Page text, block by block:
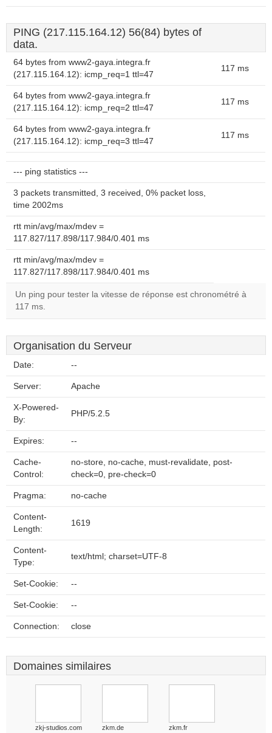
PING (217.115.164.12) 56(84) bytes of
data.
64 bytes from www2-gaya.integra.fr
(217.115.164.12): icmp_req=1 ttl=47
117 ms
64 bytes from www2-gaya.integra.fr
(217.115.164.12): icmp_req=2 ttl=47
117 ms
64 bytes from www2-gaya.integra.fr
(217.115.164.12): icmp_req=3 ttl=47
117 ms
--- ping statistics ---
3 packets transmitted, 3 received, 0% packet loss,
time 2002ms
rtt min/avg/max/mdev =
117.827/117.898/117.984/0.401 ms
rtt min/avg/max/mdev =
117.827/117.898/117.984/0.401 ms
Un ping pour tester la vitesse de réponse est chronométré à
117 ms.
Organisation du Serveur
Date: --
Server: Apache
X-Powered-
By:
PHP/5.2.5
Expires: --
Cache-
Control:
no-store, no-cache, must-revalidate, post-
check=0, pre-check=0
Pragma: no-cache
Content-
Length:
1619
Content-
Type:
text/html; charset=UTF-8
Set-Cookie: --
Set-Cookie: --
Connection: close
Domaines similaires
zkj-studios.com zkm.de zkm.fr